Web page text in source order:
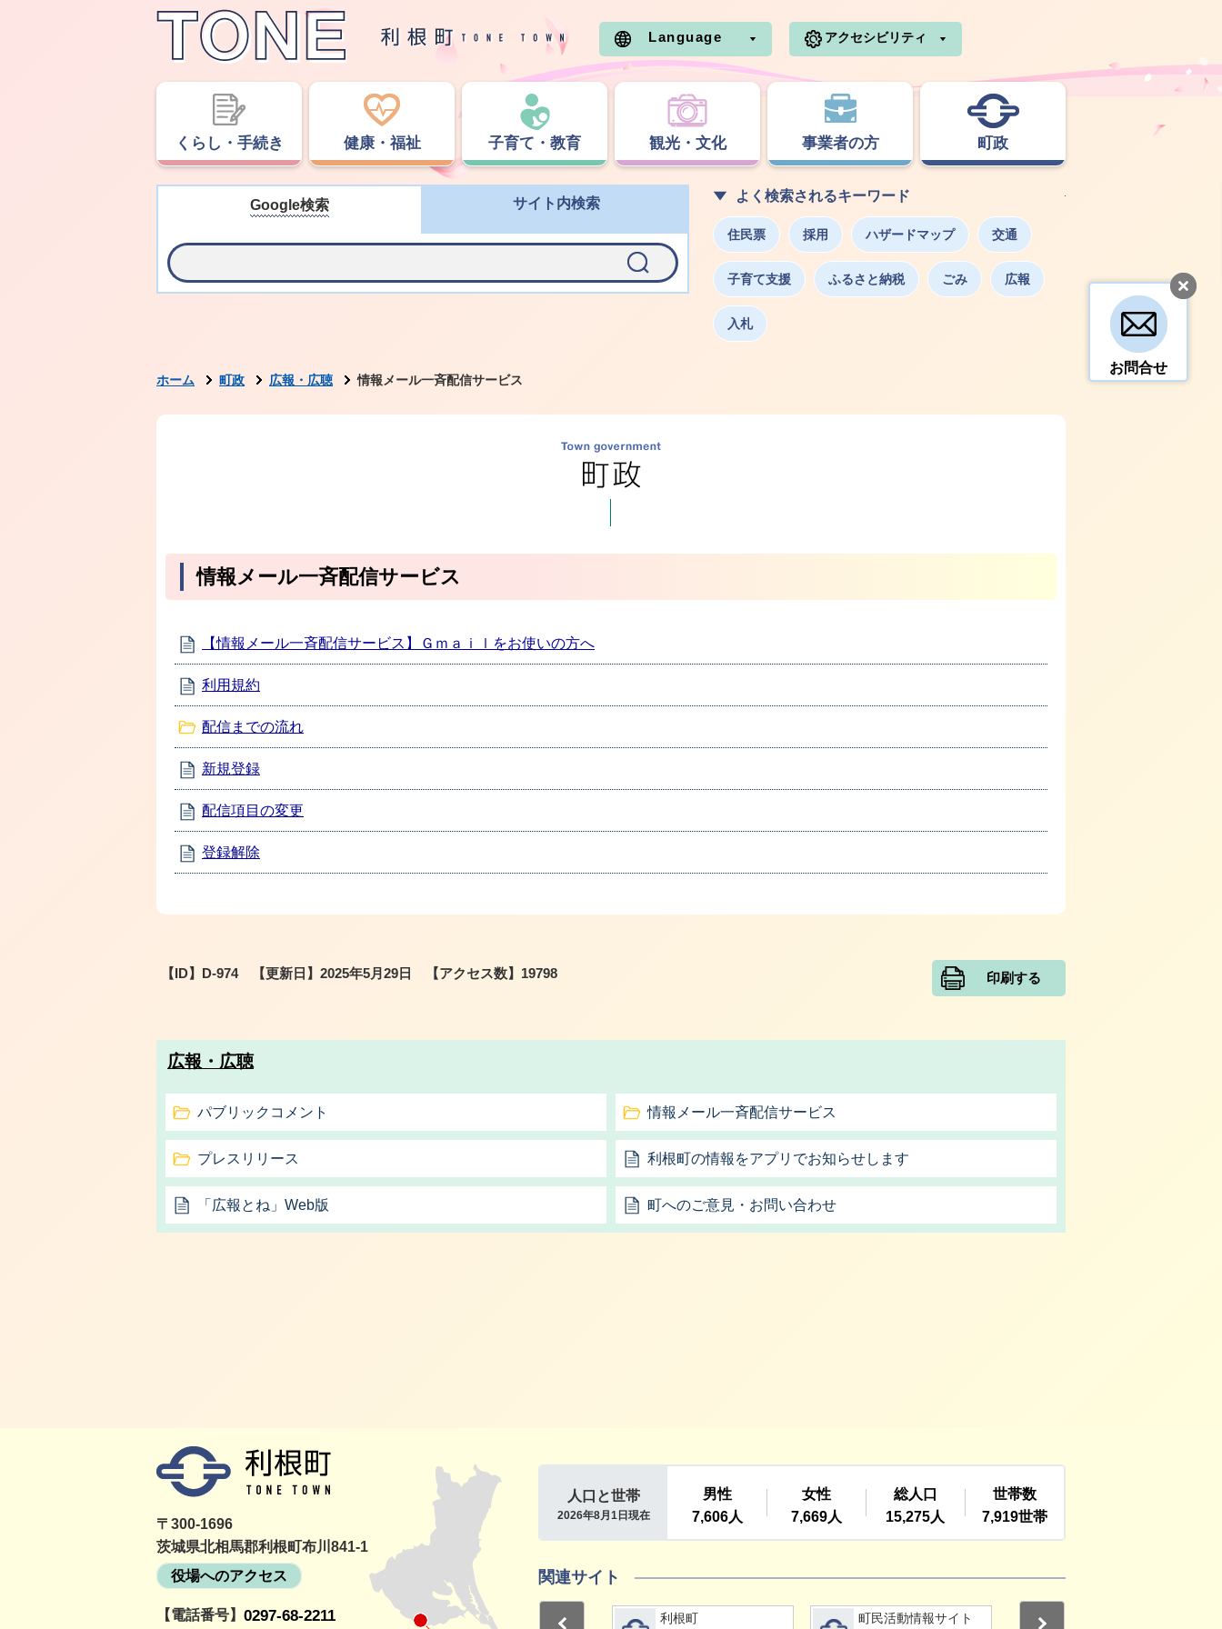
Language
アクセシビリティ
くらし・手続き 健康・福祉 子育て・教育 観光・文化 事業者の方 町政
Google検索 サイト内検索 よく検索されるキーワード
住民票 採用 ハザードマップ 交通
子育て支援 ふるさと納税 ごみ 広報
入札
お問合せ
ホーム 町政 広報・広聴 情報メール一斉配信サービス
情報メール一斉配信サービス
【情報メール一斉配信サービス】Ｇｍａｉｌをお使いの方へ
利用規約
配信までの流れ
新規登録
配信項目の変更
登録解除
【ID】 D-974 【更新日】 2025年5月29日 【アクセス数】 19798 印刷する
広報・広聴
パブリックコメント 情報メール一斉配信サービス
プレスリリース 利根町の情報をアプリでお知らせします
「広報とね」Web版 町へのご意見・お問い合わせ
〒300-1696
茨城県北相馬郡利根町布川841-1
役場へのアクセス
【電話番号】 0297-68-2211
関連サイト
町民活動情報サイト 詳細をみる
利根町社会福祉協議 詳細をみる
利根町 詳細をみる
利根町 詳細をみる
町民活動情報サイト
Previous